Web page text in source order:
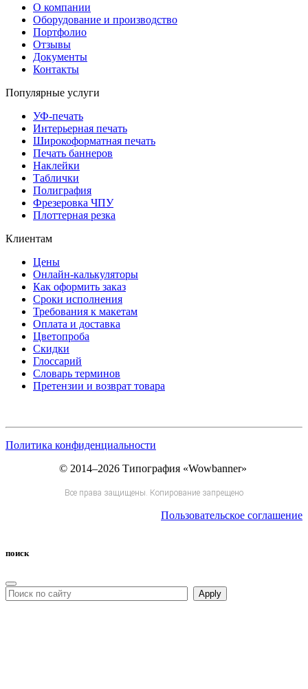
О компании
Оборудование и производство
Портфолио
Отзывы
Документы
Контакты
Популярные услуги
УФ-печать
Интерьерная печать
Широкоформатная печать
Печать баннеров
Наклейки
Таблички
Полиграфия
Фрезеровка ЧПУ
Плоттерная резка
Клиентам
Цены
Онлайн-калькуляторы
Как оформить заказ
Сроки исполнения
Требования к макетам
Оплата и доставка
Цветопроба
Скидки
Глоссарий
Словарь терминов
Претензии и возврат товара
Политика конфиденциальности
© 2014–2026 Типография «Wowbanner»
Все права защищены. Копирование запрещено
Пользовательское соглашение
поиск